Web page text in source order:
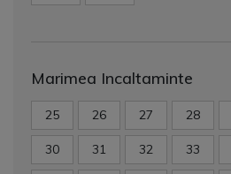
Marimea Incaltaminte
25 26 27 28
30 31 32 33